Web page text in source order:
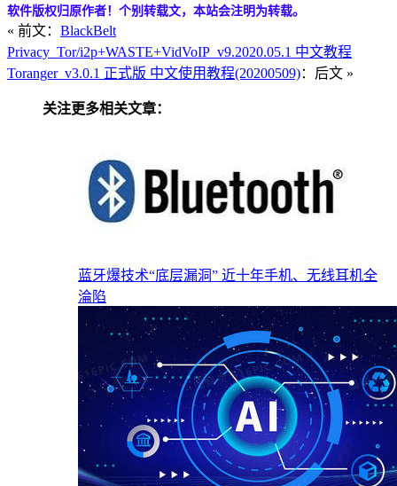
软件版权归原作者！个别转载文，本站会注明为转载。
« 前文： BlackBelt
Privacy_Tor/i2p+WASTE+VidVoIP_v9.2020.05.1 中文教程
Toranger_v3.0.1 正式版 中文使用教程(20200509)：后文 »
关注更多相关文章：
蓝牙爆技术“底层漏洞” 近十年手机、无线耳机全
淪陷